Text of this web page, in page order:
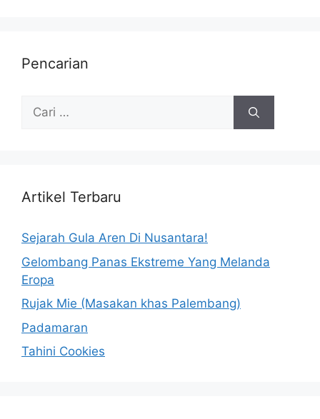
Pencarian
Artikel Terbaru
Sejarah Gula Aren Di Nusantara!
Gelombang Panas Ekstreme Yang Melanda
Eropa
Rujak Mie (Masakan khas Palembang)
Padamaran
Tahini Cookies